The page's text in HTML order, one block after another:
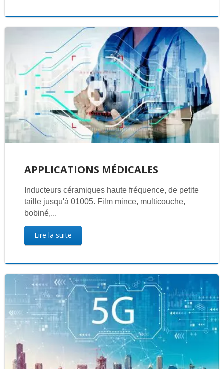
APPLICATIONS MÉDICALES
Inducteurs céramiques haute fréquence, de petite
taille jusqu'à 01005. Film mince, multicouche,
bobiné,...
Lire la suite